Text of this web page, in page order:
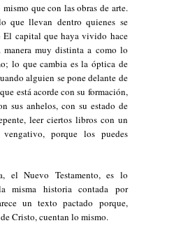
que con las obras de arte.
que llevan dentro quienes se
El capital que haya vivido hace
muy distinta a como lo
lo que cambia es la óptica de
alguien se pone delante de
está acorde con su formación,
sus anhelos, con su estado de
leer ciertos libros con un
porque los puedes
el Nuevo Testamento, es lo
misma historia contada por
un texto pactado porque,
Cristo, cuentan lo mismo.